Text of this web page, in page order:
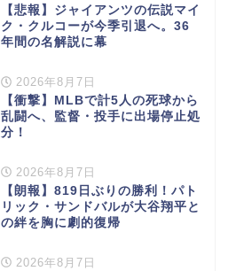
【悲報】ジャイアンツの伝説マイ
ク・クルコーが今季引退へ。36
年間の名解説に幕
2026年8月7日
【衝撃】MLBで計5人の死球から
乱闘へ、監督・投手に出場停止処
分！
2026年8月7日
【朗報】819日ぶりの勝利！パト
リック・サンドバルが大谷翔平と
の絆を胸に劇的復帰
2026年8月7日